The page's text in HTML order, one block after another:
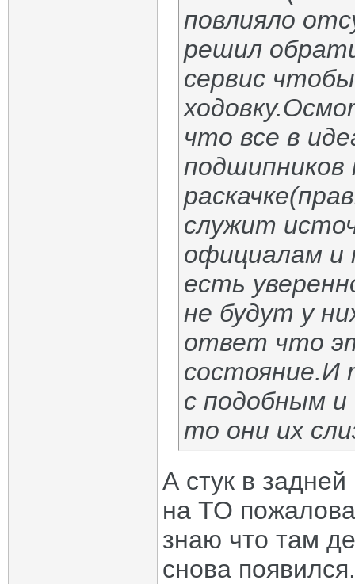
повлияло
решил
сервис
что все в
служит
официалам и
есть
не будут у
ответ что
состояние.И
с подобным
то они их
А стук в
на ТО
знаю что там
снова появился.